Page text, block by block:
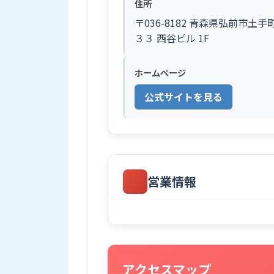
住所
〒036-8182 青森県弘前市土手
３３ 西谷ビル 1F
ホームページ
公式サイトを見る
営業情報
アクセスマップ